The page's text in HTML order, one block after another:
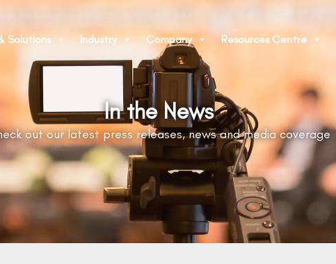
Solutions Industry Company Resources Centre
In the News
out our latest press releases, news and media coverage